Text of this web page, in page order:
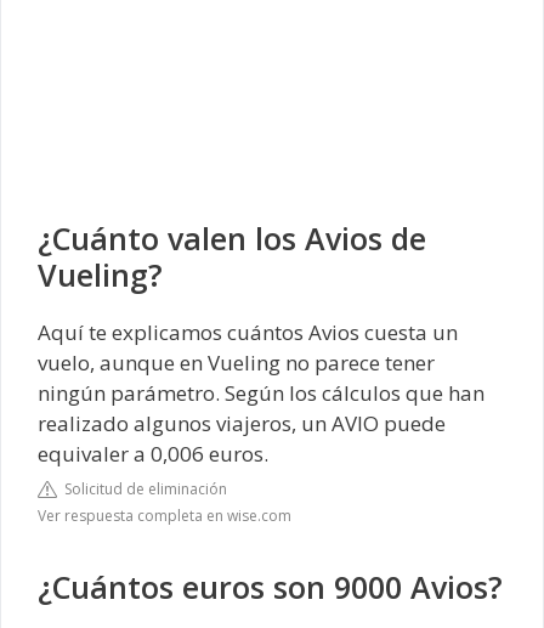
¿Cuánto valen los Avios de
Vueling?
Aquí te explicamos cuántos Avios cuesta un
vuelo, aunque en Vueling no parece tener
ningún parámetro. Según los cálculos que han
realizado algunos viajeros, un AVIO puede
equivaler a 0,006 euros.
Solicitud de eliminación
Ver respuesta completa en wise.com
¿Cuántos euros son 9000 Avios?